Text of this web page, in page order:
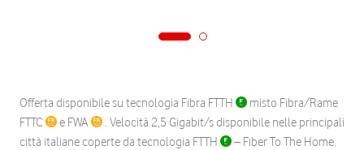
Offerta disponibile su tecnologia Fibra FTTH
misto Fibra/Rame
FTTC
e FWA
. Velocità 2,5 Gigabit/s disponibile nelle principali
città italiane coperte da tecnologia FTTH
– Fiber To The Home.